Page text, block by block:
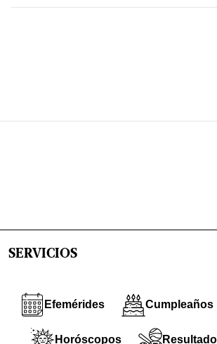
SERVICIOS
Efemérides Cumpleaños
Horóscopos